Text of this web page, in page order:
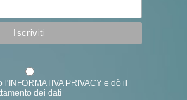
l'INFORMATIVA PRIVACY e dò il
dei dati